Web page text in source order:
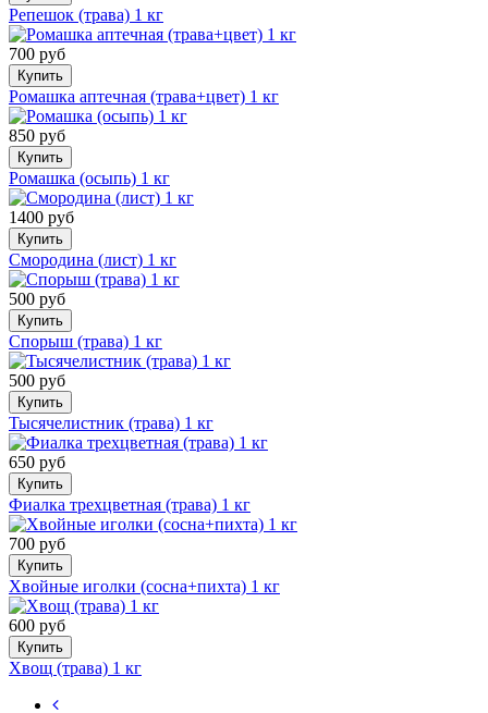
Репешок (трава) 1 кг
700 руб
Купить
Ромашка аптечная (трава+цвет) 1 кг
850 руб
Купить
Ромашка (осыпь) 1 кг
1400 руб
Купить
Смородина (лист) 1 кг
500 руб
Купить
Спорыш (трава) 1 кг
500 руб
Купить
Тысячелистник (трава) 1 кг
650 руб
Купить
Фиалка трехцветная (трава) 1 кг
700 руб
Купить
Хвойные иголки (сосна+пихта) 1 кг
600 руб
Купить
Хвощ (трава) 1 кг